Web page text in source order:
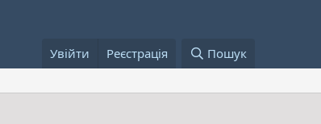
Увійти Реєстрація Пошук